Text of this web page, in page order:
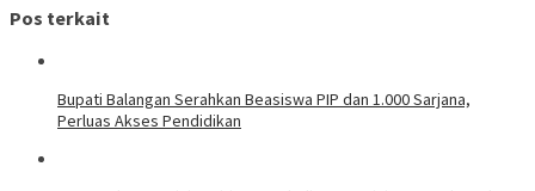
Pos terkait
Bupati Balangan Serahkan Beasiswa PIP dan 1.000 Sarjana,
Perluas Akses Pendidikan